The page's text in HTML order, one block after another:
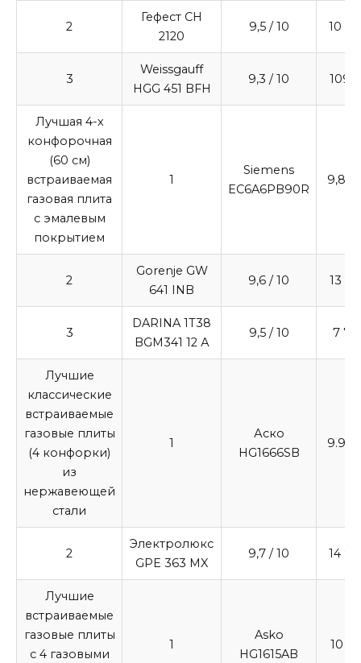
2
Гефест CH
2120
9,5/ 10 10
3
Weissgauff
HGG 451 BFH
9,3 / 10
Лучшая 4-х
конфорочная
(60 см)
встраиваемая
газовая плита
с эмалевым
покрытием
1
Siemens
EC6A6PB90R
9,8
2
Gorenje GW
641 INB
9,6 / 10 13
3
DARINA 1T38
BGM341 12 А
9,5/ 10 7
Лучшие
классические
встраиваемые
газовые плиты
(4 конфорки)
из
нержавеющей
стали
1
Аско
HG1666SB
9.9
2
Электролюкс
GPE 363 MX
9,7 / 10 14
Лучшие
встраиваемые
газовые плиты
с 4 газовыми
1
Asko
HG1615AB
10